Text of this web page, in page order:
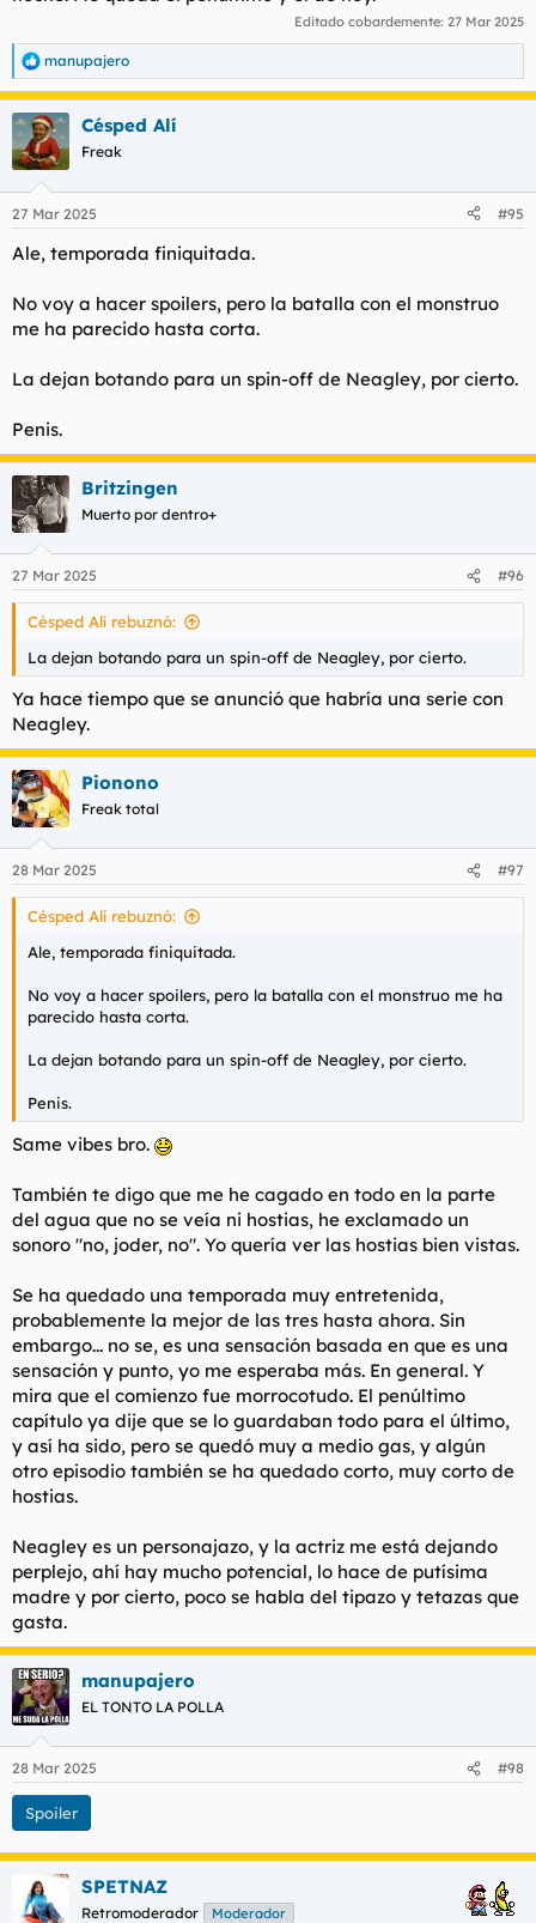
Editado cobardemente: 27 Mar 2025
R
e
a
c
c
i
e
:
manupajero
Césped Alí
Freak
27 Mar 2025 #95
Ale, temporada finiquitada.
No voy a hacer spoilers, pero la batalla con el monstruo
me ha parecido hasta corta.
La dejan botando para un spin-off de Neagley, por cierto.
Penis.
Britzingen
Muerto por dentro+
27 Mar 2025 #96
Césped Alí rebuznó:
La dejan botando para un spin-off de Neagley, por cierto.
Ya hace tiempo que se anunció que habría una serie con
Neagley.
Pionono
Freak total
28 Mar 2025 #97
Césped Alí rebuznó:
Ale, temporada finiquitada.
No voy a hacer spoilers, pero la batalla con el monstruo me ha
parecido hasta corta.
La dejan botando para un spin-off de Neagley, por cierto.
Penis.
Same vibes bro.
También te digo que me he cagado en todo en la parte
del agua que no se veía ni hostias, he exclamado un
sonoro "no, joder, no". Yo quería ver las hostias bien vistas.
Se ha quedado una temporada muy entretenida,
probablemente la mejor de las tres hasta ahora. Sin
embargo... no se, es una sensación basada en que es una
sensación y punto, yo me esperaba más. En general. Y
mira que el comienzo fue morrocotudo. El penúltimo
capítulo ya dije que se lo guardaban todo para el último,
y así ha sido, pero se quedó muy a medio gas, y algún
otro episodio también se ha quedado corto, muy corto de
hostias.
Neagley es un personajazo, y la actriz me está dejando
perplejo, ahí hay mucho potencial, lo hace de putísima
madre y por cierto, poco se habla del tipazo y tetazas que
gasta.
manupajero
EL TONTO LA POLLA
28 Mar 2025 #98
Spoiler
SPETNAZ
Retromoderador Moderador